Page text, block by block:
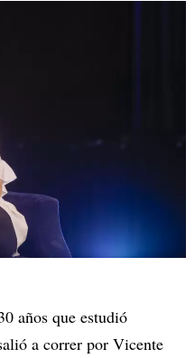
años que estudió
a correr por Vicente